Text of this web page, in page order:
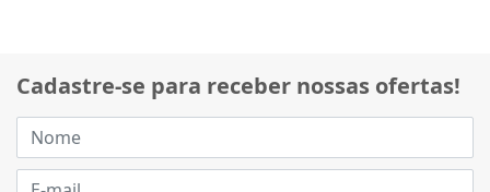
Cadastre-se para receber nossas ofertas!